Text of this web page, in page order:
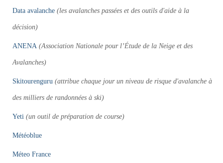
Data avalanche (les avalanches passées et des outils d'aide à la
décision)
ANENA (Association Nationale pour l’Étude de la Neige et des
Avalanches)
Skitourenguru (attribue chaque jour un niveau de risque d'avalanche à
des milliers de randonnées à ski)
Yeti (un outil de préparation de course)
Météoblue
Méteo France